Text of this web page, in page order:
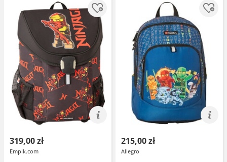
319,00 zł
Empik.com
215,00 zł
Allegro